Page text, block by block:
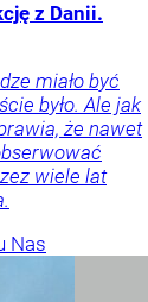
z Danii.
miało być
było. Ale jak
że nawet
wiele lat
Nas